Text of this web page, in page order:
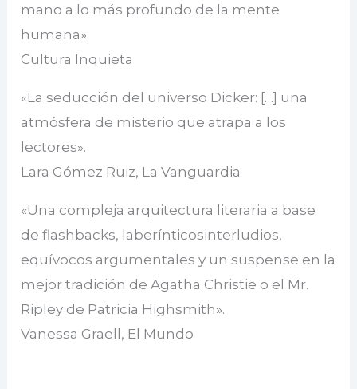
mano a lo más profundo de la mente
humana».
Cultura Inquieta
«La seducción del universo Dicker: […] una
atmósfera de misterio que atrapa a los
lectores».
Lara Gómez Ruiz, La Vanguardia
«Una compleja arquitectura literaria a base
de flashbacks, laberínticosinterludios,
equívocos argumentales y un suspense en la
mejor tradición de Agatha Christie o el Mr.
Ripley de Patricia Highsmith».
Vanessa Graell, El Mundo